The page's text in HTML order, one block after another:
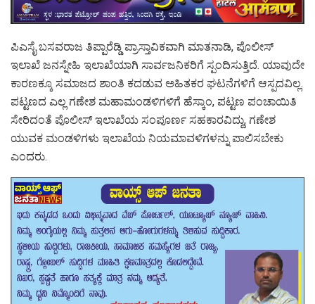
ಪಿಎಸೈ ಬಸವರಾಜ ತಿಪ್ಪಾರೆಡ್ಡಿ ಪ್ರಾಸ್ತಾವಿಕವಾಗಿ ಮಾತನಾಡಿ, ಪೊಲೀಸ್
ಇಲಾಖೆ ಜನಸ್ನೇಹಿ ಇಲಾಖೆಯಾಗಿ ಸಾರ್ವಜನಿಕರಿಗೆ ಸ್ಪಂದಿಸುತ್ತಿದೆ. ಯಾವುದೇ
ಕಾರಣಕ್ಕೂ ಸಮಾಜದ ಶಾಂತಿ ಕದಡುವ ಅಹಿತಕರ ಘಟನೆಗಳಿಗೆ ಆಸ್ಪದವಿಲ್ಲ.
ಪಟ್ಟಣದ ಎಲ್ಲ ಗಣೇಶ ಮಹಾಮಂಡಳಿಗಳಿಗೆ ಹೆಸ್ಕಾಂ, ಪಟ್ಟಣ ಪಂಚಾಯಿತಿ
ಸೇರಿದಂತೆ ಪೊಲೀಸ್ ಇಲಾಖೆಯ ಸಂಪೂರ್ಣ ಸಹಕಾರವಿದ್ದು, ಗಣೇಶ
ಯುವಕ ಮಂಡಳಿಗಳು ಇಲಾಖೆಯ ನಿಯಮಾವಳಿಗಳನ್ನು ಪಾಲಿಸಬೇಕು
ಎಂದರು.